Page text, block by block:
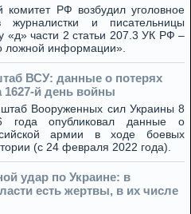
комитет РФ возбудил уголовное
журналистки и писательницы
«д» части 2 статьи 207.3 УК РФ –
ложной информации».
ВСУ: данные о потерях
й день войны
Вооруженных сил Украины 8
года опубликовал данные о
армии в ходе боевых
(с 24 февраля 2022 года).
удар по Украине: в
есть жертвы, в их числе